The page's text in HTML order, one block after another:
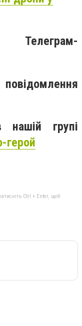
групі
герой
Ctrl + Enter, щоб